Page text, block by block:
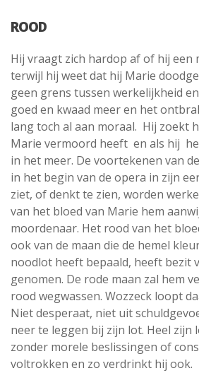
ROOD
Hij vraagt zich hardop af of hij een
terwijl hij weet dat hij Marie
geen grens tussen werkelijkheid
goed en kwaad meer en het
lang toch al aan moraal. Hij zoekt
Marie vermoord heeft en als hij
in het meer. De voortekenen van
in het begin van de opera in zijn
ziet, of denkt te zien, worden
van het bloed van Marie hem
moordenaar. Het rood van het
ook van de maan die de hemel
noodlot heeft bepaald, heeft bezit
genomen. De rode maan zal hem
rood wegwassen. Wozzeck loopt
Niet desperaat, niet uit
neer te leggen bij zijn lot. Heel zijn
zonder morele beslissingen of
voltrokken en zo verdrinkt hij ook.